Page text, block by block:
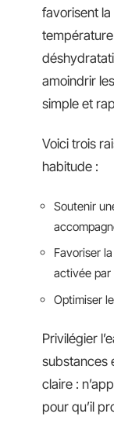
favorisent la
amoindrir
simple et
Voici trois
habitude :
Soutenir
Favoriser la
activée par
Optimiser
Privilégier
substances
claire :
pour qu’il